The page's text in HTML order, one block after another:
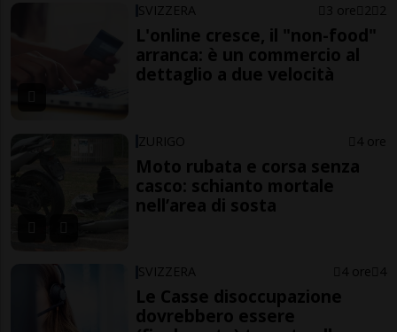
SVIZZERA 3 ore 2 2
L'online cresce, il "non-food"
arranca: è un commercio al
dettaglio a due velocità
ZURIGO 4 ore
Moto rubata e corsa senza
casco: schianto mortale
nell’area di sosta
SVIZZERA 4 ore 4
Le Casse disoccupazione
dovrebbero essere